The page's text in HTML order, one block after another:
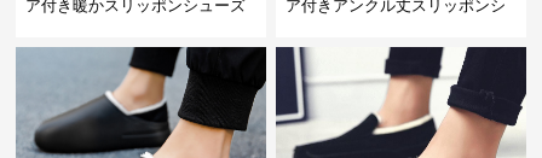
ア付き暖かスリッポンシューズ
ア付きアンクル丈スリッポンシ